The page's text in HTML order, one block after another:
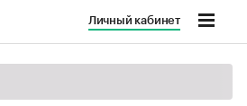
Личный кабинет